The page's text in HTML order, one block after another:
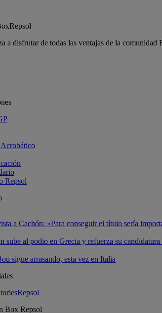
a disfrutar de todas las ventajas de la comunidad
Repsol
a Cachón: «Para conseguir el título sería
sube al podio en Grecia y refuerza su
sigue arrasando, esta vez en Italia
Box Repsol